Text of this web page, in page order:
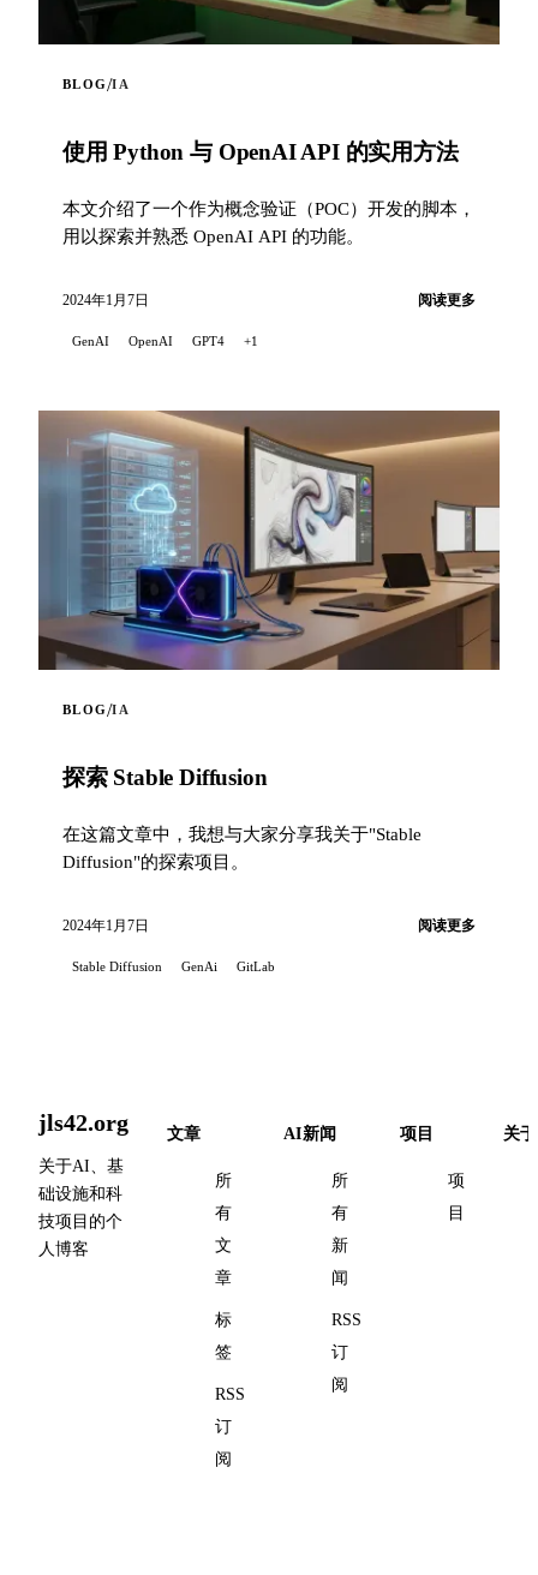
BLOG/IA
使用 Python 与 OpenAI API 的实用方法
本文介绍了一个作为概念验证（POC）开发的脚本，
用以探索并熟悉 OpenAI API 的功能。
2024年1月7日 阅读更多
GenAI OpenAI GPT4 +1
BLOG/IA
探索 Stable Diffusion
在这篇文章中，我想与大家分享我关于"Stable
Diffusion"的探索项目。
2024年1月7日 阅读更多
Stable Diffusion GenAi GitLab
jls42.org
关于AI、基
础设施和科
技项目的个
人博客
文章
所
有
文
章
标
签
RSS
订
阅
AI新闻
所
有
新
闻
RSS
订
阅
项目
项
目
关于